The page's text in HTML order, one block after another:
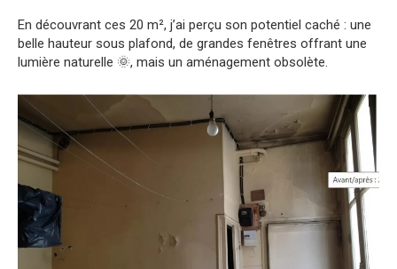
En découvrant ces 20 m², j’ai perçu son potentiel caché : une
belle hauteur sous plafond, de grandes fenêtres offrant une
lumière naturelle 🌞, mais un aménagement obsolète.